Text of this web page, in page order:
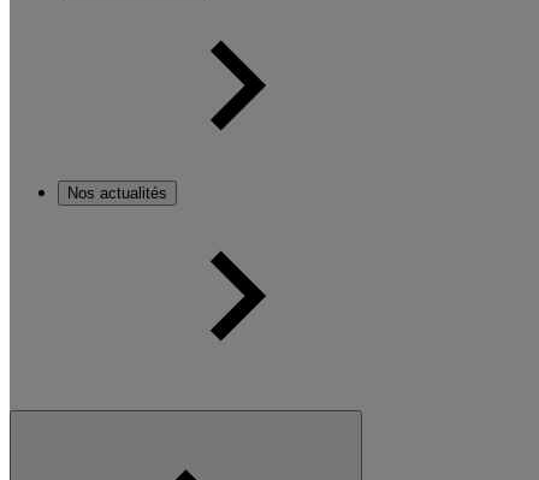
Nos actualités